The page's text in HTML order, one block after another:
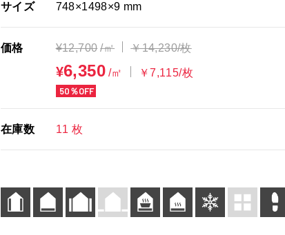
サイズ 748×1498×9 mm
価格 ¥12,700 /㎡ ￥14,230/枚
¥6,350 /㎡ ￥7,115/枚
50％OFF
在庫数 11 枚